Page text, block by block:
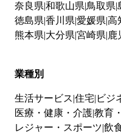
奈良県 和歌山県 鳥取県
徳島県 香川県 愛媛県 高
熊本県 大分県 宮崎県 鹿
業種別
生活サービス 住宅 ビジ
医療・健康・介護教育
レジャー・スポーツ 飲